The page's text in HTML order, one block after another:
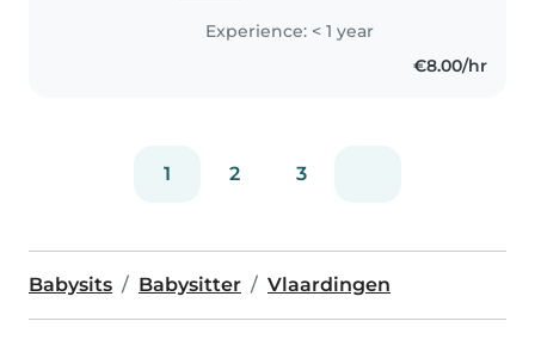
Experience: < 1 year
€8.00/hr
1 2 3
Babysits Babysitter Vlaardingen